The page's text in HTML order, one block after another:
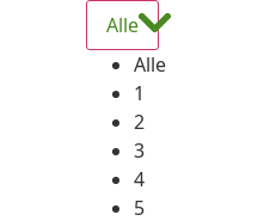
Alle
Alle
1
2
3
4
5